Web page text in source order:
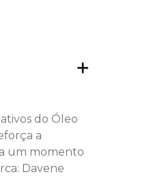
do Óleo
a
um momento
Davene